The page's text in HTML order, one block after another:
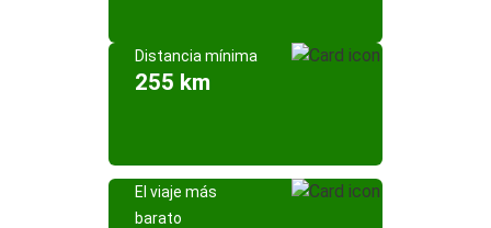
Distancia mínima
255 km
El viaje más
barato